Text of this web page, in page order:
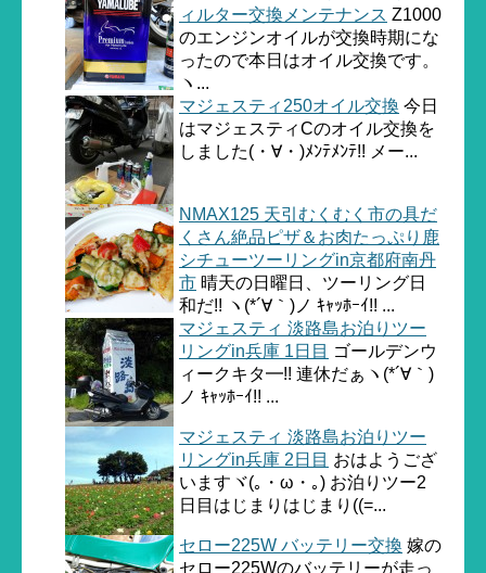
ィルター交換メンテナンス Z1000
のエンジンオイルが交換時期にな
ったので本日はオイル交換です。
ヽ...
マジェスティ250オイル交換 今日
はマジェスティCのオイル交換を
しました(・∀・)ﾒﾝﾃﾒﾝﾃ!! メー...
NMAX125 天引むくむく市の具だ
くさん絶品ピザ＆お肉たっぷり鹿
シチューツーリングin京都府南丹
市 晴天の日曜日、ツーリング日
和だ!! ヽ(*´∀｀)ノ ｷｬｯﾎｰｲ!! ...
マジェスティ 淡路島お泊りツー
リングin兵庫 1日目 ゴールデンウ
ィークキタ━!! 連休だぁヽ(*´∀｀)
ノ ｷｬｯﾎｰｲ!! ...
マジェスティ 淡路島お泊りツー
リングin兵庫 2日目 おはようござ
いますヾ(｡・ω・｡) お泊りツー2
日目はじまりはじまり((=...
セロー225W バッテリー交換 嫁の
セロー225Wのバッテリーが走っ